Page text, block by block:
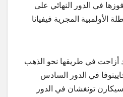
فوزها في الدور النهائي على
الأولمبية المجرية فيفيانا
أزاحت في طريقها نحو الذهب
في الدور السادس
ساسيكارن تونغشان في الدور